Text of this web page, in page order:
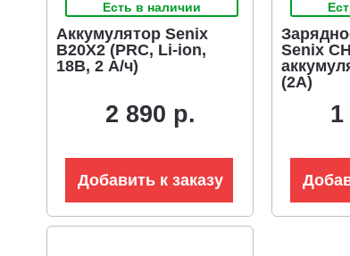
Есть в наличии
Аккумулятор Senix
B20X2 (PRC, Li-ion,
18В, 2 А/ч)
2 890 р.
Добавить к заказу
Senix
(2А)
1